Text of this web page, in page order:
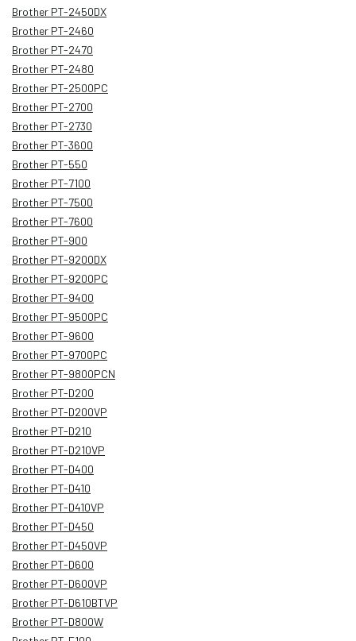
Brother PT-2450DX
Brother PT-2460
Brother PT-2470
Brother PT-2480
Brother PT-2500PC
Brother PT-2700
Brother PT-2730
Brother PT-3600
Brother PT-550
Brother PT-7100
Brother PT-7500
Brother PT-7600
Brother PT-900
Brother PT-9200DX
Brother PT-9200PC
Brother PT-9400
Brother PT-9500PC
Brother PT-9600
Brother PT-9700PC
Brother PT-9800PCN
Brother PT-D200
Brother PT-D200VP
Brother PT-D210
Brother PT-D210VP
Brother PT-D400
Brother PT-D410
Brother PT-D410VP
Brother PT-D450
Brother PT-D450VP
Brother PT-D600
Brother PT-D600VP
Brother PT-D610BTVP
Brother PT-D800W